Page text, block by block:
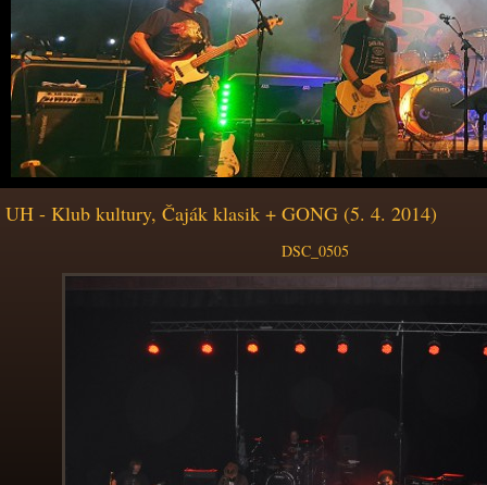
UH - Klub kultury, Čaják klasik + GONG (5. 4. 2014)
DSC_0505